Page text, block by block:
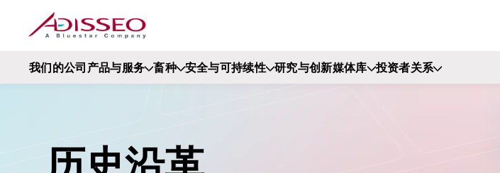
我们的公司产品与服务 畜种 安全与可持续性 研究与创新媒体库 投资者关系